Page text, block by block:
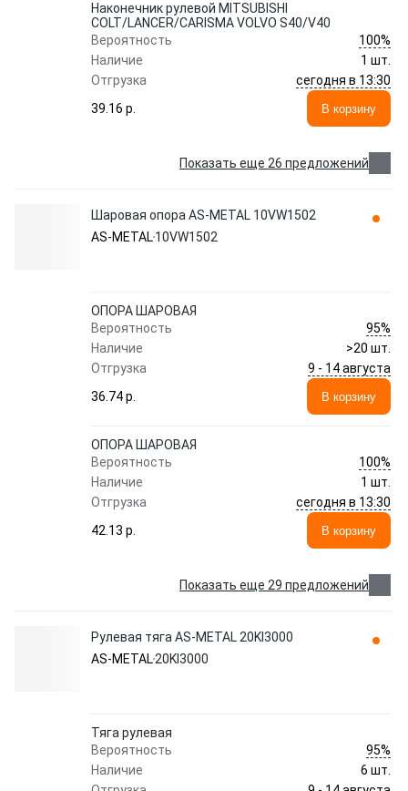
Наконечник рулевой MITSUBISHI
COLT/LANCER/CARISMA VOLVO S40/V40
Вероятность
100%
Наличие
1 шт.
Отгрузка
сегодня в 13:30
39.16 p.
В корзину
Показать еще 26 предложений
Шаровая опора AS-METAL 10VW1502
AS-METAL10VW1502
ОПОРА ШАРОВАЯ
Вероятность
95%
Наличие
>20 шт.
Отгрузка
9 - 14 августа
36.74 p.
В корзину
ОПОРА ШАРОВАЯ
Вероятность
100%
Наличие
1 шт.
Отгрузка
сегодня в 13:30
42.13 p.
В корзину
Показать еще 29 предложений
Рулевая тяга AS-METAL 20KI3000
AS-METAL20KI3000
Тяга рулевая
Вероятность
95%
Наличие
6 шт.